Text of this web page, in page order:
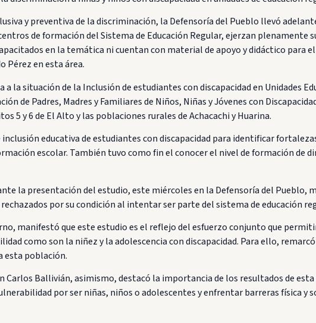
y preventiva de la discriminación, la Defensoría del Pueblo llevó
de formación del Sistema de Educación Regular, ejerzan
en la temática ni cuentan con material de apoyo y didáctico para
Pérez en esta área.
la situación de la Inclusión de estudiantes con discapacidad en Unidades
de Padres, Madres y Familiares de Niños, Niñas y Jóvenes con
5 y 6 de El Alto y las poblaciones rurales de Achacachi y Huarina.
educativa de estudiantes con discapacidad para identificar
escolar. También tuvo como fin el conocer el nivel de formación de
la presentación del estudio, este miércoles en la Defensoría del
por su condición al intentar ser parte del sistema de educación
manifestó que este estudio es el reflejo del esfuerzo conjunto que
como son la niñez y la adolescencia con discapacidad. Para ello,
esta población.
Ballivián, asimismo, destacó la importancia de los resultados de
por ser niñas, niños o adolescentes y enfrentar barreras física y